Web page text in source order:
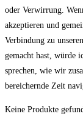
oder Verwirrung.
⁣akzeptieren und
Verbindung zu
gemacht hast, würde
sprechen, wie‍ wir
bereichernde Zeit⁤
Keine Produkte